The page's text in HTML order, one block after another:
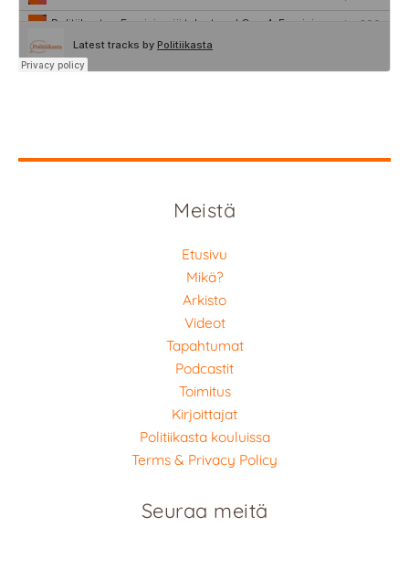
Meistä
Etusivu
Mikä?
Arkisto
Videot
Tapahtumat
Podcastit
Toimitus
Kirjoittajat
Politiikasta kouluissa
Terms & Privacy Policy
Seuraa meitä